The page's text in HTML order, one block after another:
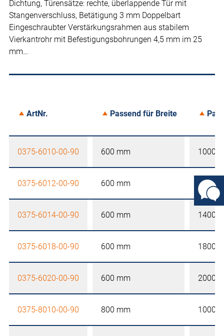
Dichtung, Türensätze: rechte, überlappende Tür mit
Stangenverschluss, Betätigung 3 mm Doppelbart
Eingeschraubter Verstärkungsrahmen aus stabilem
Vierkantrohr mit Befestigungsbohrungen 4,5 mm im 25
mm…
ArtNr. Passend für Breite
0375-6010-00-90 600 mm 1000
0375-6012-00-90 600 mm 1200
0375-6014-00-90 600 mm 1400
0375-6018-00-90 600 mm 1800
0375-6020-00-90 600 mm 2000
0375-8010-00-90 800 mm 1000